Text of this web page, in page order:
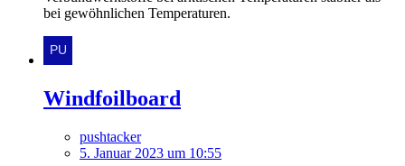
bei gewöhnlichen Temperaturen.
Windfoilboard
pushtacker
5. Januar 2023 um 10:55